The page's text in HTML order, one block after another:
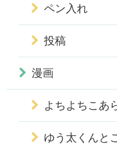
ペン入れ
投稿
漫画
よちよちこあ
ゆう太くんと